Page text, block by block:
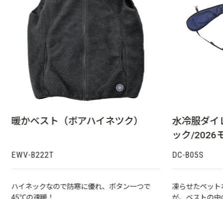
暖かベスト（ボアハイネツク）
EWV-B222T
ハイネックなので防寒に優れ、ボタン一つで
水冷服ダイ
ック/2026
DC-B05S
凍らせたペッ